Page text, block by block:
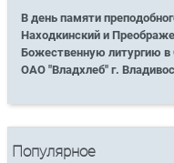
В день памяти
Находкинский и
Божественную литургию
ОАО "Владхлеб" г.
Популярное